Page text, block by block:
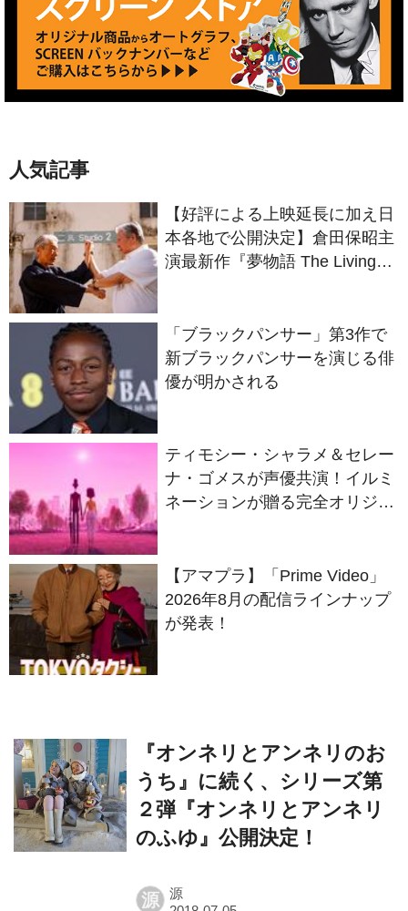
人気記事
【好評による上映延長に加え日
本各地で公開決定】倉田保昭主
演最新作『夢物語 The Living
「ブラックパンサー」第3作で
新ブラックパンサーを演じる俳
優が明かされる
ティモシー・シャラメ＆セレー
ナ・ゴメスが声優共演！イルミ
ネーションが贈る完全オリジナ
【アマプラ】「Prime Video」
2026年8月の配信ラインナップ
が発表！
『オンネリとアンネリのお
うち』に続く、シリーズ第
２弾『オンネリとアンネリ
のふゆ』公開決定！
源 源